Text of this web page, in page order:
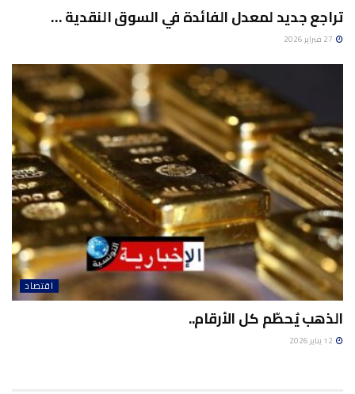
تراجع جديد لمعدل الفائدة في السوق النقدية …
اقتصاد
الذهب يُحطّم كل الأرقام..